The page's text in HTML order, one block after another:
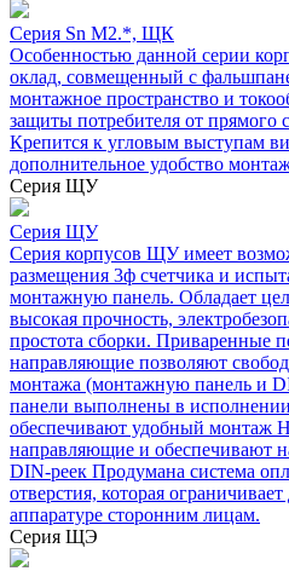
Серия Sn М2.*, ЩК
Особенностью данной серии
оклад, совмещенный с
монтажное пространство и
защиты потребителя от прямого
Крепится к угловым выступам
дополнительное удобство
Серия ЩУ
Серия ЩУ
Серия корпусов ЩУ имеет
размещения 3ф счетчика и
монтажную панель. Обладает
высокая прочность,
простота сборки. Приваренные
направляющие позволяют
монтажа (монтажную панель и
панели выполнены в
обеспечивают удобный монтаж
направляющие и обеспечивают
DIN-реек Продумана система
отверстия, которая
аппаратуре сторонним лицам.
Серия ЩЭ